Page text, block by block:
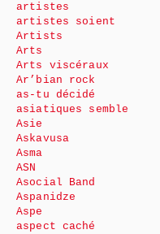
artistes
artistes soient
Artists
Arts
Arts viscéraux
Ar’bian rock
as-tu décidé
asiatiques semble
Asie
Askavusa
Asma
ASN
Asocial Band
Aspanidze
Aspe
aspect caché